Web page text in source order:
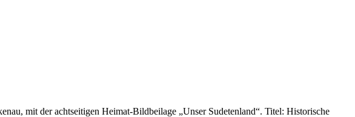
mit der achtseitigen Heimat-Bildbeilage „Unser Sudetenland“. Titel: Historische